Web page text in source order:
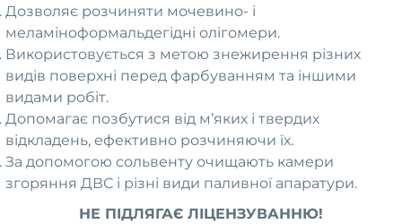
Дозволяє розчиняти мочевино- і
меламіноформальдегідні олігомери.
Використовується з метою знежирення різних
видів поверхні перед фарбуванням та іншими
видами робіт.
Допомагає позбутися від м’яких і твердих
відкладень, ефективно розчиняючи їх.
За допомогою сольвенту очищають камери
згоряння ДВС і різні види паливної апаратури.
НЕ ПІДЛЯГАЄ ЛІЦЕНЗУВАННЮ!